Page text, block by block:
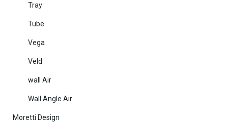
Tray
Tube
Vega
Veld
wall Air
Wall Angle Air
Moretti Design